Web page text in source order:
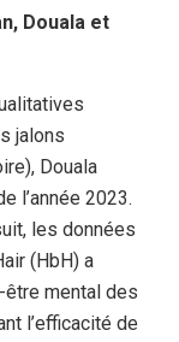
Douala et
jalons
Douala
l’année 2023.
les données
(HbH) a
mental des
l’efficacité de